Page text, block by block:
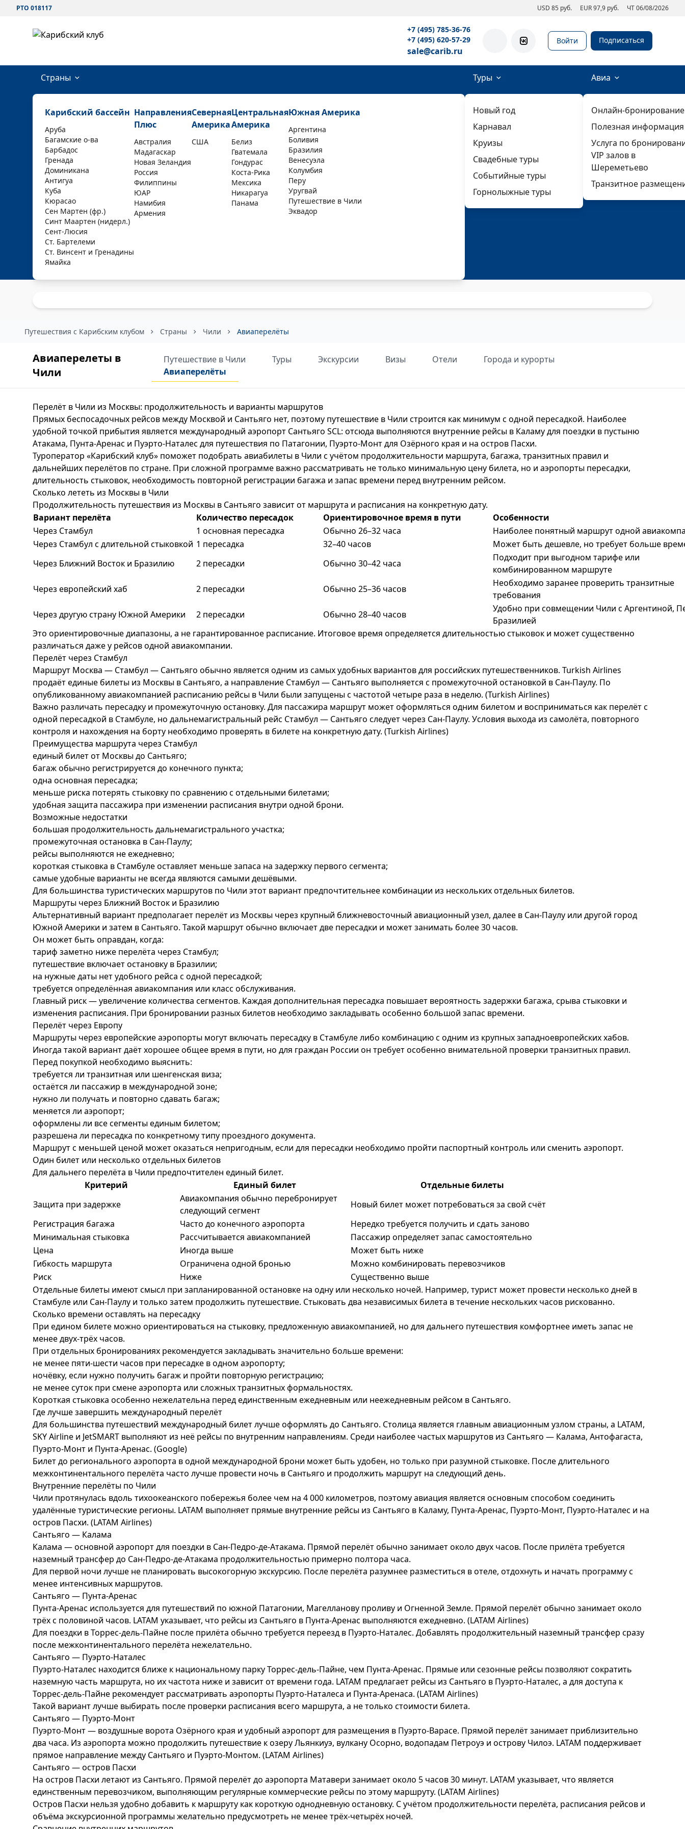
РТО 018117 USD 85 руб. EUR 97,9 руб. ЧТ 06/08/2026
+7 (495) 785-36-76
+7 (495) 620-57-29
sale@carib.ru
Войти Подписаться
Страны
Карибский бассейн
Аруба
Багамские о-ва
Барбадос
Гренада
Доминикана
Антигуа
Куба
Кюрасао
Сен Мартен (фр.)
Синт Маартен (нидерл.)
Сент-Люсия
Ст. Бартелеми
Ст. Винсент и Гренадины
Ямайка
Направления
Плюс
Австралия
Мадагаскар
Новая Зеландия
Россия
Филиппины
ЮАР
Намибия
Армения
Северная
Америка
США
Центральная
Америка
Белиз
Гватемала
Гондурас
Коста-Рика
Мексика
Никарагуа
Панама
Южная Америка
Аргентина
Боливия
Бразилия
Венесуэла
Колумбия
Перу
Уругвай
Путешествие в Чили
Эквадор
Туры
Новый год
Карнавал
Круизы
Свадебные туры
Событийные туры
Горнолыжные туры
Авиа
Онлайн-бронирование
Полезная информация
Услуга по
VIP залов в
Шереметьево
Транзитное
Путешествия с Карибским клубом Страны Чили Авиаперелёты
Авиаперелеты в
Чили
Путешествие в Чили Туры Экскурсии Визы Отели
Города и курорты
Авиаперелёты
Перелёт в Чили из Москвы: продолжительность и варианты маршрутов
Прямых беспосадочных рейсов между Москвой и Сантьяго нет, поэтому путешествие в Чили строится как минимум с одной пересадкой. Наиболее
удобной точкой прибытия является международный аэропорт Сантьяго SCL: отсюда выполняются внутренние рейсы в Каламу для поездки в пустыню
Атакама, Пунта-Аренас и Пуэрто-Наталес для путешествия по Патагонии, Пуэрто-Монт для Озёрного края и на остров Пасхи.
Туроператор «Карибский клуб» поможет подобрать авиабилеты в Чили с учётом продолжительности маршрута, багажа, транзитных правил и
дальнейших перелётов по стране. При сложной программе важно рассматривать не только минимальную цену билета, но и аэропорты пересадки,
длительность стыковок, необходимость повторной регистрации багажа и запас времени перед внутренним рейсом.
Сколько лететь из Москвы в Чили
Продолжительность путешествия из Москвы в Сантьяго зависит от маршрута и расписания на конкретную дату.
Вариант перелёта
Количество пересадок Ориентировочное время в пути
Особенности
Через Стамбул
1 основная пересадка Обычно 26–32 часа
Наиболее понятный маршрут одной
Через Стамбул с длительной стыковкой 1 пересадка 32–40 часов
Может быть дешевле, но требует больше
Через Ближний Восток и Бразилию
2 пересадки Обычно 30–42 часа
Подходит при выгодном тарифе или
комбинированном маршруте
Через европейский хаб
2 пересадки Обычно 25–36 часов
Необходимо заранее проверить транзитные
требования
Через другую страну Южной Америки
2 пересадки Обычно 28–40 часов
Удобно при совмещении Чили с Аргентиной,
Бразилией
Это ориентировочные диапазоны, а не гарантированное расписание. Итоговое время определяется длительностью стыковок и может существенно
различаться даже у рейсов одной авиакомпании.
Перелёт через Стамбул
Маршрут Москва — Стамбул — Сантьяго обычно является одним из самых удобных вариантов для российских путешественников. Turkish Airlines
продаёт единые билеты из Москвы в Сантьяго, а направление Стамбул — Сантьяго выполняется с промежуточной остановкой в Сан-Паулу. По
опубликованному авиакомпанией расписанию рейсы в Чили были запущены с частотой четыре раза в неделю. (Turkish Airlines)
Важно различать пересадку и промежуточную остановку. Для пассажира маршрут может оформляться одним билетом и восприниматься как перелёт с
одной пересадкой в Стамбуле, но дальнемагистральный рейс Стамбул — Сантьяго следует через Сан-Паулу. Условия выхода из самолёта, повторного
контроля и нахождения на борту необходимо проверять в билете на конкретную дату. (Turkish Airlines)
Преимущества маршрута через Стамбул
единый билет от Москвы до Сантьяго;
багаж обычно регистрируется до конечного пункта;
одна основная пересадка;
меньше риска потерять стыковку по сравнению с отдельными билетами;
удобная защита пассажира при изменении расписания внутри одной брони.
Возможные недостатки
большая продолжительность дальнемагистрального участка;
промежуточная остановка в Сан-Паулу;
рейсы выполняются не ежедневно;
короткая стыковка в Стамбуле оставляет меньше запаса на задержку первого сегмента;
самые удобные варианты не всегда являются самыми дешёвыми.
Для большинства туристических маршрутов по Чили этот вариант предпочтительнее комбинации из нескольких отдельных билетов.
Маршруты через Ближний Восток и Бразилию
Альтернативный вариант предполагает перелёт из Москвы через крупный ближневосточный авиационный узел, далее в Сан-Паулу или другой город
Южной Америки и затем в Сантьяго. Такой маршрут обычно включает две пересадки и может занимать более 30 часов.
Он может быть оправдан, когда:
тариф заметно ниже перелёта через Стамбул;
путешествие включает остановку в Бразилии;
на нужные даты нет удобного рейса с одной пересадкой;
требуется определённая авиакомпания или класс обслуживания.
Главный риск — увеличение количества сегментов. Каждая дополнительная пересадка повышает вероятность задержки багажа, срыва стыковки и
изменения расписания. При бронировании разных билетов необходимо закладывать особенно большой запас времени.
Перелёт через Европу
Маршруты через европейские аэропорты могут включать пересадку в Стамбуле либо комбинацию с одним из крупных западноевропейских хабов.
Иногда такой вариант даёт хорошее общее время в пути, но для граждан России он требует особенно внимательной проверки транзитных правил.
Перед покупкой необходимо выяснить:
требуется ли транзитная или шенгенская виза;
остаётся ли пассажир в международной зоне;
нужно ли получать и повторно сдавать багаж;
меняется ли аэропорт;
оформлены ли все сегменты единым билетом;
разрешена ли пересадка по конкретному типу проездного документа.
Маршрут с меньшей ценой может оказаться непригодным, если для пересадки необходимо пройти паспортный контроль или сменить аэропорт.
Один билет или несколько отдельных билетов
Для дальнего перелёта в Чили предпочтителен единый билет.
Критерий
Единый билет
Отдельные билеты
Защита при задержке
Авиакомпания обычно перебронирует
следующий сегмент
Новый билет может потребоваться за свой счёт
Регистрация багажа
Часто до конечного аэропорта
Нередко требуется получить и сдать заново
Минимальная стыковка
Рассчитывается авиакомпанией
Пассажир определяет запас самостоятельно
Цена
Иногда выше
Может быть ниже
Гибкость маршрута
Ограничена одной бронью
Можно комбинировать перевозчиков
Риск
Ниже
Существенно выше
Отдельные билеты имеют смысл при запланированной остановке на одну или несколько ночей. Например, турист может провести несколько дней в
Стамбуле или Сан-Паулу и только затем продолжить путешествие. Стыковать два независимых билета в течение нескольких часов рискованно.
Сколько времени оставлять на пересадку
При едином билете можно ориентироваться на стыковку, предложенную авиакомпанией, но для дальнего путешествия комфортнее иметь запас не
менее двух-трёх часов.
При отдельных бронированиях рекомендуется закладывать значительно больше времени:
не менее пяти-шести часов при пересадке в одном аэропорту;
ночёвку, если нужно получить багаж и пройти повторную регистрацию;
не менее суток при смене аэропорта или сложных транзитных формальностях.
Короткая стыковка особенно нежелательна перед единственным ежедневным или неежедневным рейсом в Сантьяго.
Где лучше завершить международный перелёт
Для большинства путешествий международный билет лучше оформлять до Сантьяго. Столица является главным авиационным узлом страны, а LATAM,
SKY Airline и JetSMART выполняют из неё рейсы по внутренним направлениям. Среди наиболее частых маршрутов из Сантьяго — Калама, Антофагаста,
Пуэрто-Монт и Пунта-Аренас. (Google)
Билет до регионального аэропорта в одной международной брони может быть удобен, но только при разумной стыковке. После длительного
межконтинентального перелёта часто лучше провести ночь в Сантьяго и продолжить маршрут на следующий день.
Внутренние перелёты по Чили
Чили протянулась вдоль тихоокеанского побережья более чем на 4 000 километров, поэтому авиация является основным способом соединить
удалённые туристические регионы. LATAM выполняет прямые внутренние рейсы из Сантьяго в Каламу, Пунта-Аренас, Пуэрто-Монт, Пуэрто-Наталес и на
остров Пасхи. (LATAM Airlines)
Сантьяго — Калама
Калама — основной аэропорт для поездки в Сан-Педро-де-Атакама. Прямой перелёт обычно занимает около двух часов. После прилёта требуется
наземный трансфер до Сан-Педро-де-Атакама продолжительностью примерно полтора часа.
Для первой ночи лучше не планировать высокогорную экскурсию. После перелёта разумнее разместиться в отеле, отдохнуть и начать программу с
менее интенсивных маршрутов.
Сантьяго — Пунта-Аренас
Пунта-Аренас используется для путешествий по южной Патагонии, Магелланову проливу и Огненной Земле. Прямой перелёт обычно занимает около
трёх с половиной часов. LATAM указывает, что рейсы из Сантьяго в Пунта-Аренас выполняются ежедневно. (LATAM Airlines)
Для поездки в Торрес-дель-Пайне после прилёта обычно требуется переезд в Пуэрто-Наталес. Добавлять продолжительный наземный трансфер сразу
после межконтинентального перелёта нежелательно.
Сантьяго — Пуэрто-Наталес
Пуэрто-Наталес находится ближе к национальному парку Торрес-дель-Пайне, чем Пунта-Аренас. Прямые или сезонные рейсы позволяют сократить
наземную часть маршрута, но их частота ниже и зависит от времени года. LATAM предлагает рейсы из Сантьяго в Пуэрто-Наталес, а для доступа к
Торрес-дель-Пайне рекомендует рассматривать аэропорты Пуэрто-Наталеса и Пунта-Аренаса. (LATAM Airlines)
Такой вариант лучше выбирать после проверки расписания всего маршрута, а не только стоимости билета.
Сантьяго — Пуэрто-Монт
Пуэрто-Монт — воздушные ворота Озёрного края и удобный аэропорт для размещения в Пуэрто-Варасе. Прямой перелёт занимает приблизительно
два часа. Из аэропорта можно продолжить путешествие к озеру Льянкиуэ, вулкану Осорно, водопадам Петроуэ и острову Чилоэ. LATAM поддерживает
прямое направление между Сантьяго и Пуэрто-Монтом. (LATAM Airlines)
Сантьяго — остров Пасхи
На остров Пасхи летают из Сантьяго. Прямой перелёт до аэропорта Матавери занимает около 5 часов 30 минут. LATAM указывает, что является
единственным перевозчиком, выполняющим регулярные коммерческие рейсы по этому маршруту. (LATAM Airlines)
Остров Пасхи нельзя удобно добавить к маршруту как короткую однодневную остановку. С учётом продолжительности перелёта, расписания рейсов и
объёма экскурсионной программы желательно предусмотреть не менее трёх-четырёх ночей.